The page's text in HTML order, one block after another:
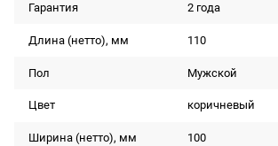
Гарантия 2 года
Длина (нетто), мм 110
Пол Мужской
Цвет коричневый
Ширина (нетто), мм 100